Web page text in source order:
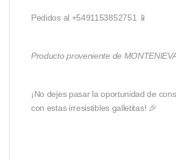
Pedidos al +5491153852751 📱
Producto proveniente de
¡No dejes pasar la oportunidad de
con estas irresistibles galletitas! 🎉